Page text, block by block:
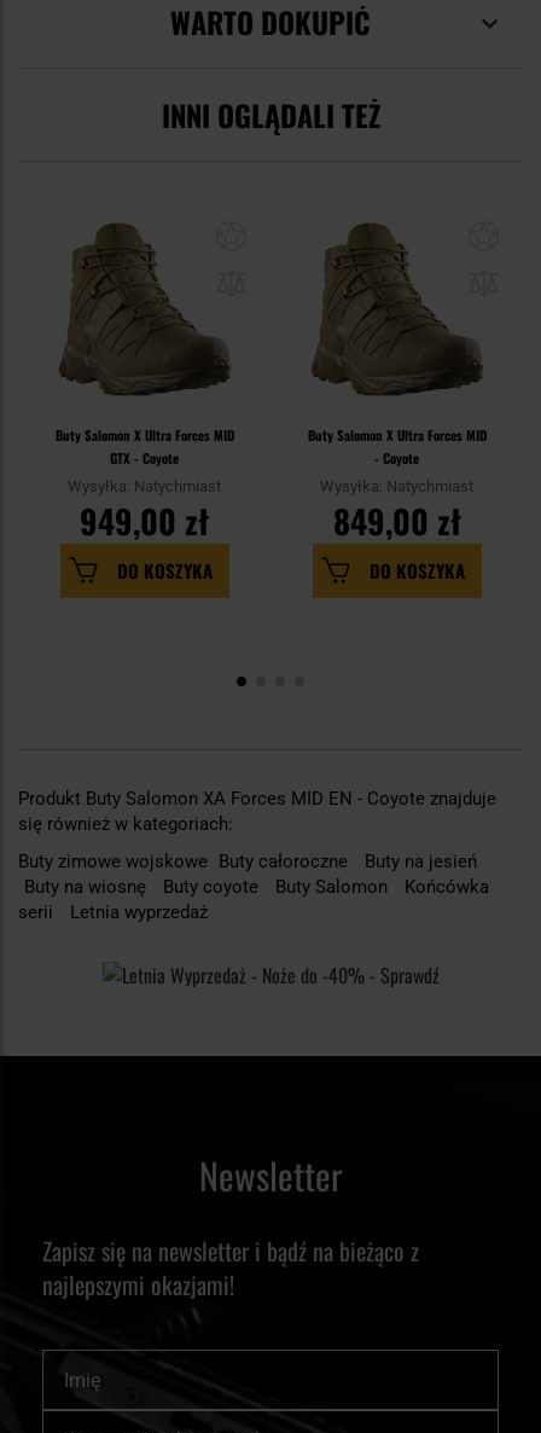
WARTO DOKUPIĆ
INNI OGLĄDALI TEŻ
Buty Salomon X Ultra Forces MID
GTX - Coyote
Wysyłka: Natychmiast
949,00 zł
DO KOSZYKA
Buty Salomon X Ultra Forces MID
- Coyote
Wysyłka: Natychmiast
849,00 zł
DO KOSZYKA
Produkt Buty Salomon XA Forces MID EN - Coyote znajduje
się również w kategoriach:
Buty zimowe wojskowe Buty całoroczne
Buty na jesień
Buty na wiosnę
Buty coyote Buty Salomon
Końcówka
serii
Letnia wyprzedaż
Newsletter
Zapisz się na newsletter i bądź na bieżąco z
najlepszymi okazjami!